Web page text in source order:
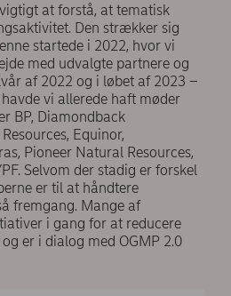
at forstå, at tematisk
Den strækker sig
startede i 2022, hvor vi
med udvalgte partnere og
af 2022 og i løbet af 2023 –
vi allerede haft møder
BP, Diamondback
Equinor,
Pioneer Natural Resources,
Selvom der stadig er forskel
er til at håndtere
fremgang. Mange af
i gang for at reducere
er i dialog med OGMP 2.0